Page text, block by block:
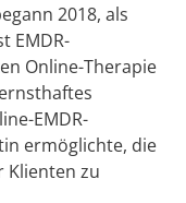
2018, als
EMDR-
Online-Therapie
EMDR-
ermöglichte, die
Klienten zu